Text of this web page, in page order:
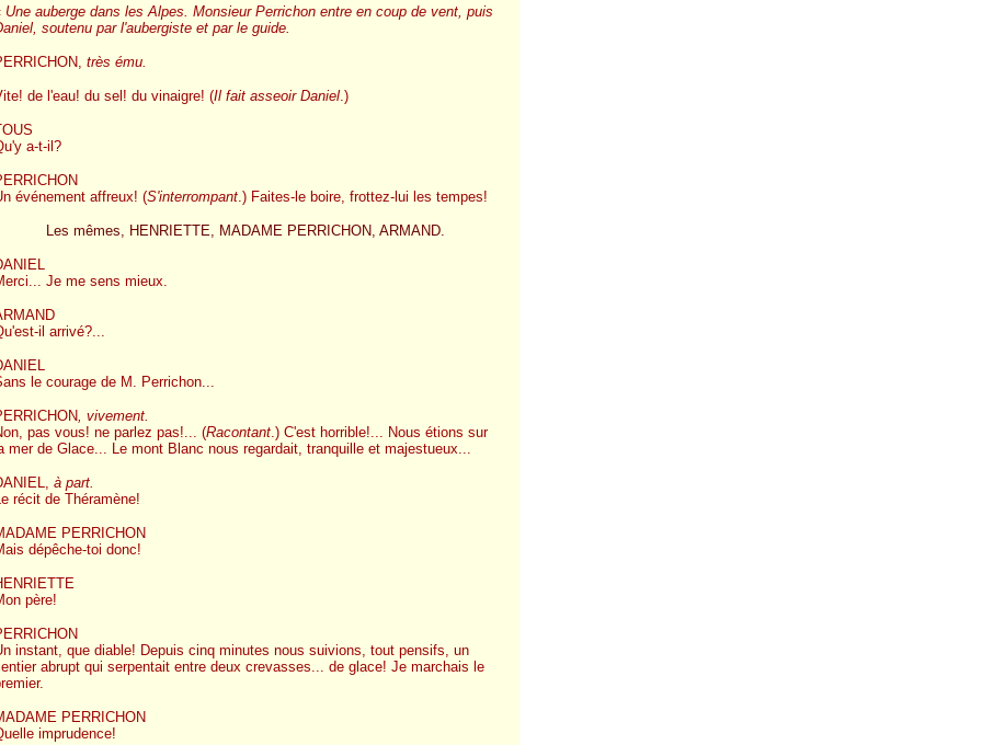
Une auberge dans les Alpes. Monsieur Perrichon entre en coup de vent, puis
soutenu par l'aubergiste et par le guide.
très ému.
de l'eau! du sel! du vinaigre! (Il fait asseoir Daniel.)
a-t-il?
événement affreux! (S'interrompant.) Faites-le boire, frottez-lui les tempes!
Les mêmes, HENRIETTE, MADAME PERRICHON, ARMAND.
Je me sens mieux.
il arrivé?...
le courage de M. Perrichon...
, vivement.
pas vous! ne parlez pas!... (Racontant.) C'est horrible!... Nous étions sur
mer de Glace... Le mont Blanc nous regardait, tranquille et majestueux...
à part.
récit de Théramène!
PERRICHON
dépêche-toi donc!
père!
instant, que diable! Depuis cinq minutes nous suivions, tout pensifs, un
abrupt qui serpentait entre deux crevasses... de glace! Je marchais le
PERRICHON
imprudence!